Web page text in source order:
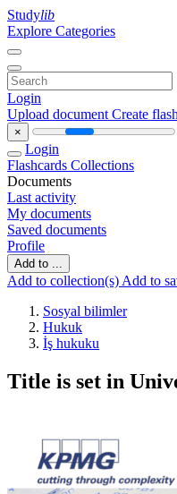
Studylib
Explore Categories
Login
Upload document Create
×
Login
Flashcards Collections
Documents
Last activity
My documents
Saved documents
Profile
Add to ...
Add to collection(s) Add to
Sosyal bilimler
Hukuk
İş hukuku
Title is set in